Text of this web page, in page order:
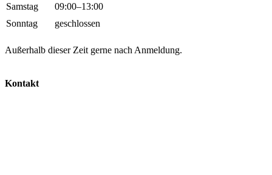
Samstag
09:00–13:00
Sonntag
geschlossen
Außerhalb dieser Zeit gerne nach Anmeldung.
Kontakt